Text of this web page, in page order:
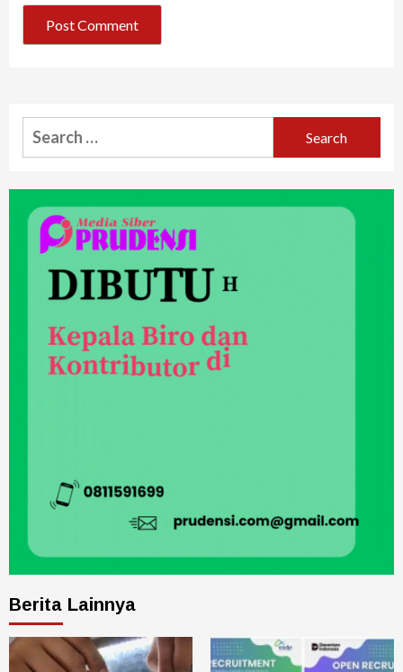
Berita Lainnya